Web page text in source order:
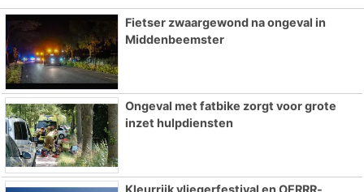
Fietser zwaargewond na ongeval in
Middenbeemster
Ongeval met fatbike zorgt voor grote
inzet hulpdiensten
Kleurrijk vliegerfestival en OERRR-